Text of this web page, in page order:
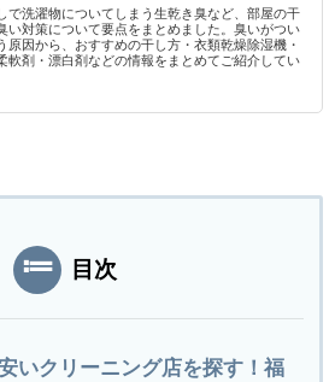
で洗濯物についてしまう生乾き臭など、部屋の干
い対策について要点をまとめました。臭いがつい
原因から、おすすめの干し方・衣類乾燥除湿機・
軟剤・漂白剤などの情報をまとめてご紹介してい
目次
いクリーニング店を探す！福